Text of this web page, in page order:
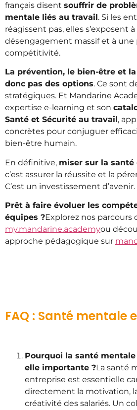
français disent souffrir de
mentale liés au travail. Si les
réagissent pas, elles s’exposent
désengagement massif et à une
compétitivité.
La prévention, le bien-être et
donc pas des options. Ce sont
stratégiques. Et Mandarine
expertise e-learning et son
Santé et Sécurité au travail,
concrètes pour conjuguer
bien-être humain.
En définitive, miser sur la santé
c’est assurer la réussite et la
C’est un investissement d’avenir.
Prêt à faire évoluer les
équipes ?Explorez nos parcours
my.mandarine.academyou
approche pédagogique sur
FAQ : Santé mentale
Pourquoi la santé
elle importante ?La santé
entreprise est essentielle
directement la motivation,
créativité des salariés. Un